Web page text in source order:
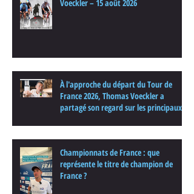
Voeckler – 15 août 2026
À l'approche du départ du Tour de
France 2026, Thomas Voeckler a
partagé son regard sur les principaux
Championnats de France : que
représente le titre de champion de
France ?